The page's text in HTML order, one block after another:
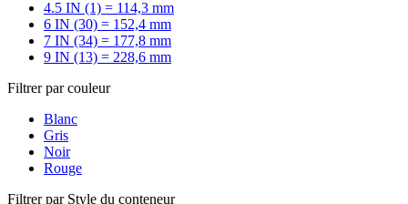
4.5 IN (1) = 114,3 mm
6 IN (30) = 152,4 mm
7 IN (34) = 177,8 mm
9 IN (13) = 228,6 mm
Filtrer par couleur
Blanc
Gris
Noir
Rouge
Filtrer par Style du conteneur